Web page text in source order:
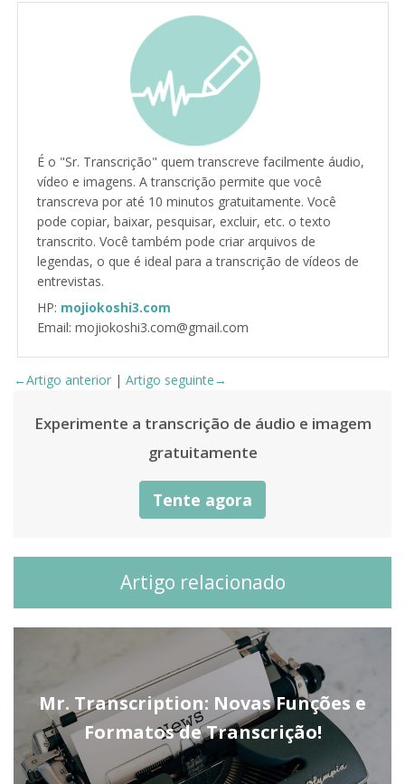
É o "Sr. Transcrição" quem transcreve facilmente áudio,
vídeo e imagens. A transcrição permite que você
transcreva por até 10 minutos gratuitamente. Você
pode copiar, baixar, pesquisar, excluir, etc. o texto
transcrito. Você também pode criar arquivos de
legendas, o que é ideal para a transcrição de vídeos de
entrevistas.
HP: mojiokoshi3.com
Email: mojiokoshi3.com@gmail.com
←Artigo anterior | Artigo seguinte→
Experimente a transcrição de áudio e imagem
gratuitamente
Tente agora
Artigo relacionado
Mr. Transcription: Novas Funções e
Formatos de Transcrição!